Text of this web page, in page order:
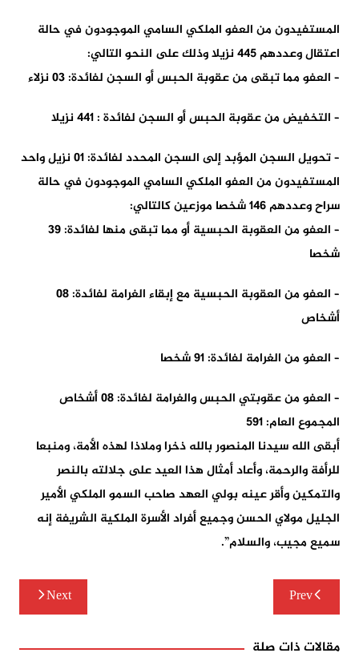
المستفيدون من العفو الملكي السامي الموجودون في حالة
اعتقال وعددهم 445 نزيلا وذلك على النحو التالي:
– العفو مما تبقى من عقوبة الحبس أو السجن لفائدة: 03 نزلاء
– التخفيض من عقوبة الحبس أو السجن لفائدة : 441 نزيلا
– تحويل السجن المؤبد إلى السجن المحدد لفائدة: 01 نزيل واحد
المستفيدون من العفو الملكي السامي الموجودون في حالة
سراح وعددهم 146 شخصا موزعين كالتالي:
– العفو من العقوبة الحبسية أو مما تبقى منها لفائدة: 39
شخصا
– العفو من العقوبة الحبسية مع إبقاء الغرامة لفائدة: 08
أشخاص
– العفو من الغرامة لفائدة: 91 شخصا
– العفو من عقوبتي الحبس والغرامة لفائدة: 08 أشخاص
المجموع العام: 591
أبقى الله سيدنا المنصور بالله ذخرا وملاذا لهذه الأمة، ومنبعا
للرأفة والرحمة، وأعاد أمثال هذا العيد على جلالته بالنصر
والتمكين وأقر عينه بولي العهد صاحب السمو الملكي الأمير
الجليل مولاي الحسن وجميع أفراد الأسرة الملكية الشريفة إنه
سميع مجيب، والسلام”.
تصفّح
المقالات
Prev
Next
مقالات ذات صلة